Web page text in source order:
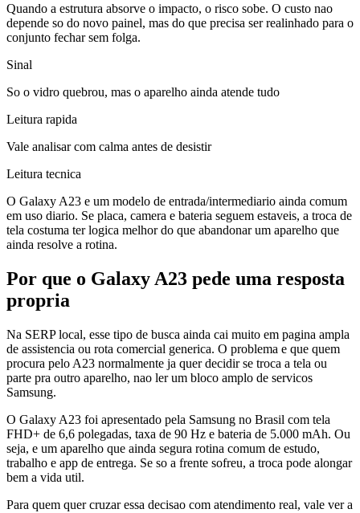
Quando a estrutura absorve o impacto, o risco sobe. O custo nao
depende so do novo painel, mas do que precisa ser realinhado para o
conjunto fechar sem folga.
Sinal
So o vidro quebrou, mas o aparelho ainda atende tudo
Leitura rapida
Vale analisar com calma antes de desistir
Leitura tecnica
O Galaxy A23 e um modelo de entrada/intermediario ainda comum
em uso diario. Se placa, camera e bateria seguem estaveis, a troca de
tela costuma ter logica melhor do que abandonar um aparelho que
ainda resolve a rotina.
Por que o Galaxy A23 pede uma resposta
propria
Na SERP local, esse tipo de busca ainda cai muito em pagina ampla
de assistencia ou rota comercial generica. O problema e que quem
procura pelo A23 normalmente ja quer decidir se troca a tela ou
parte pra outro aparelho, nao ler um bloco amplo de servicos
Samsung.
O Galaxy A23 foi apresentado pela Samsung no Brasil com tela
FHD+ de 6,6 polegadas, taxa de 90 Hz e bateria de 5.000 mAh. Ou
seja, e um aparelho que ainda segura rotina comum de estudo,
trabalho e app de entrega. Se so a frente sofreu, a troca pode alongar
bem a vida util.
Para quem quer cruzar essa decisao com atendimento real, vale ver a